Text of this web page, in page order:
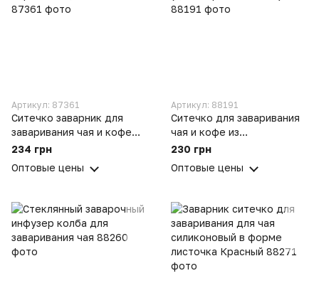
Артикул: 87361
Ситечко заварник для
заваривания чая и кофе
трубчатый инфузор из
234 грн
Оптовые цены
Артикул: 88191
Ситечко для заваривания
чая и кофе из
нержавеющей стали
230 грн
Оптовые цены